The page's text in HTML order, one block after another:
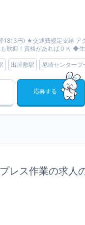
円) ★交通費規定支給 ア
迎！資格があればＯＫ ◆
出屋敷駅 尼崎センタープ
応募する
レス作業の求人